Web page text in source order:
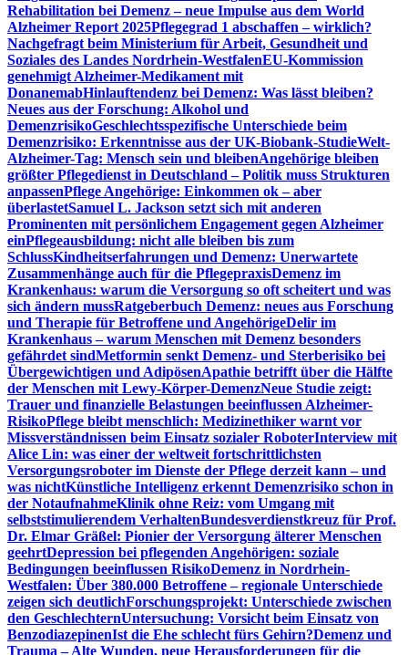
Rehabilitation bei Demenz – neue Impulse aus dem World
Alzheimer Report 2025Pflegegrad 1 abschaffen – wirklich?
Nachgefragt beim Ministerium für Arbeit, Gesundheit und
Soziales des Landes Nordrhein-WestfalenEU-Kommission
genehmigt Alzheimer-Medikament mit
DonanemabHinlauftendenz bei Demenz: Was lässt bleiben?
Neues aus der Forschung: Alkohol und
DemenzrisikoGeschlechtsspezifische Unterschiede beim
Demenzrisiko: Erkenntnisse aus der UK-Biobank-StudieWelt-
Alzheimer-Tag: Mensch sein und bleibenAngehörige bleiben
größter Pflegedienst in Deutschland – Politik muss Strukturen
anpassenPflege Angehörige: Einkommen ok – aber
überlastetSamuel L. Jackson setzt sich mit anderen
Prominenten mit persönlichem Engagement gegen Alzheimer
einPflegeausbildung: nicht alle bleiben bis zum
SchlussKindheitserfahrungen und Demenz: Unerwartete
Zusammenhänge auch für die PflegepraxisDemenz im
Krankenhaus: warum die Versorgung so oft scheitert und was
sich ändern mussRatgeberbuch Demenz: neues aus Forschung
und Therapie für Betroffene und AngehörigeDelir im
Krankenhaus – warum Menschen mit Demenz besonders
gefährdet sindMetformin senkt Demenz- und Sterberisiko bei
Übergewichtigen und AdipösenApathie betrifft über die Hälfte
der Menschen mit Lewy-Körper-DemenzNeue Studie zeigt:
Trauer und finanzielle Belastungen beeinflussen Alzheimer-
RisikoPflege bleibt menschlich: Medizinethiker warnt vor
Missverständnissen beim Einsatz sozialer RoboterInterview mit
Alice Lin: was einer der weltweit fortschrittlichsten
Versorgungsroboter im Dienste der Pflege derzeit kann – und
was nichtKünstliche Intelligenz erkennt Demenzrisiko schon in
der NotaufnahmeKlinik ohne Reiz: vom Umgang mit
selbststimulierendem VerhaltenBundesverdienstkreuz für Prof.
Dr. Elmar Gräßel: Pionier der Versorgung älterer Menschen
geehrtDepression bei pflegenden Angehörigen: soziale
Bedingungen beeinflussen RisikoDemenz in Nordrhein-
Westfalen: Über 380.000 Betroffene – regionale Unterschiede
zeigen sich deutlichForschungsprojekt: Unterschiede zwischen
den GeschlechternUntersuchung: Vorsicht beim Einsatz von
BenzodiazepinenIst die Ehe schlecht fürs Gehirn?Demenz und
Trauma – Alte Wunden, neue Herausforderungen für die